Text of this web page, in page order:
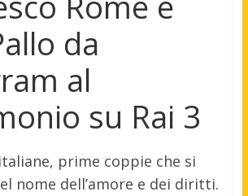
da
al
su Rai 3
prime coppie che si
nome dell’amore e dei diritti.